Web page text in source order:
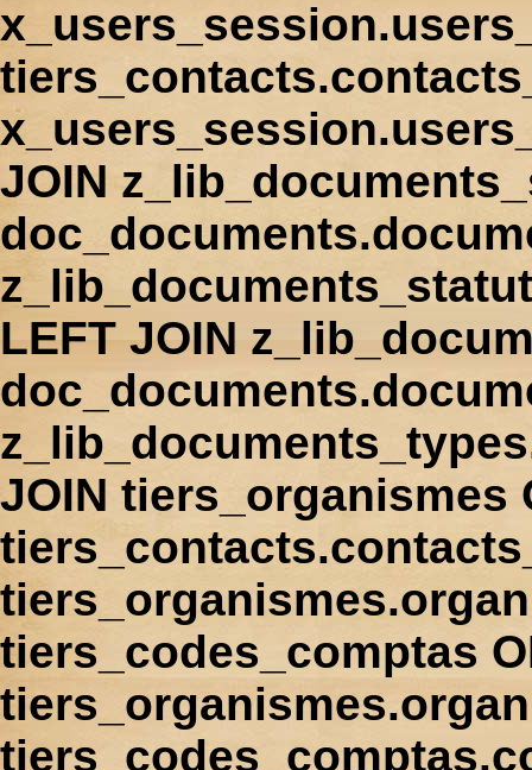
JOIN
LEFT JOIN
JOIN tiers_organismes
tiers_codes_comptas